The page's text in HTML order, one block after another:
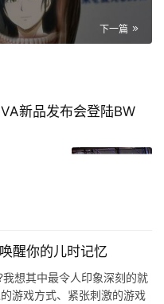
下一篇
新品发布会登陆BW
醒你的儿时记忆
想其中最令人印象深刻的就
游戏方式、紧张刺激的游戏